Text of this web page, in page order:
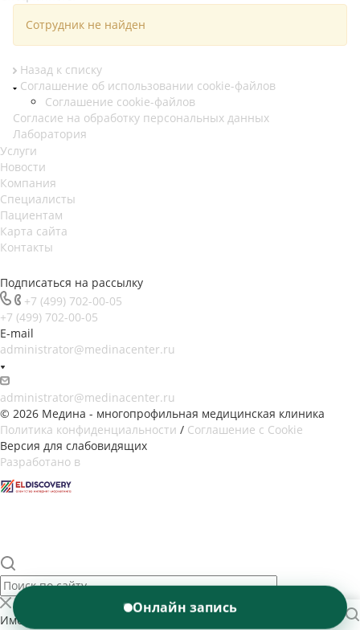
Cотрудник не найден
Назад к списку
Соглашение об использовании cookie-файлов
Соглашение cookie-файлов
Согласие на обработку персональных данных
Лаборатория
Услуги
Новости
Компания
Специалисты
Пациентам
Карта сайта
Контакты
Подписаться на рассылку
+7 (499) 702-00-05
+7 (499) 702-00-05
E-mail
administrator@medinacenter.ru
administrator@medinacenter.ru
© 2026 Медина - многопрофильная медицинская клиника
Политика конфиденциальности / Соглашение с Cookie
Версия для слабовидящих
Разработано в
Имеются противопоказания. Необходима консультация
Онлайн запись